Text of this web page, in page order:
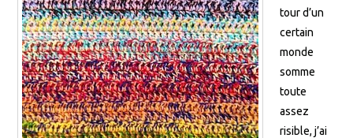
tour d’un
certain
monde
somme
toute
assez
risible, j’ai